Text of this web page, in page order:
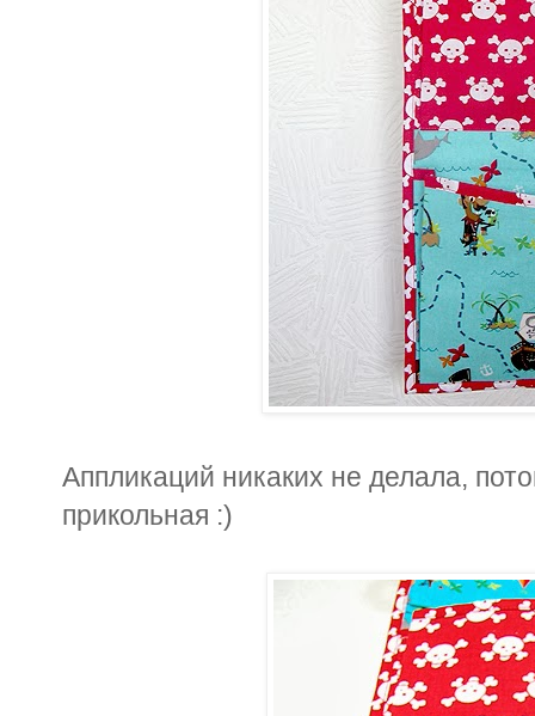
Аппликаций никаких не делала,
прикольная :)